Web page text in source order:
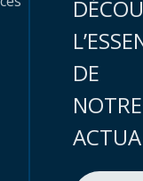
DE
NOTRE